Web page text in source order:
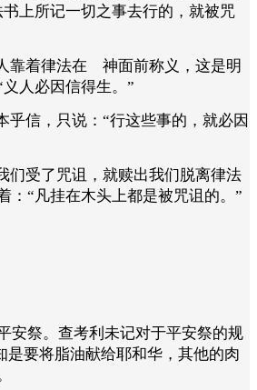
上所记一切之事去行的，就被咒
靠着律法在 神面前称义，这是明
人必因信得生。”
乎信，只说：“行这些事的，就必因
们受了咒诅，就赎出我们脱离律法
：“凡挂在木头上都是被咒诅的。”
安祭。查考利未记对于平安祭的规
是要将脂油献给耶和华，其他的肉